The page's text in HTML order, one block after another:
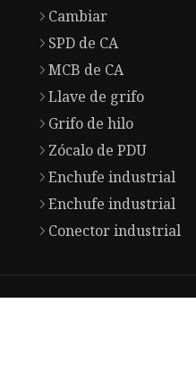
Cambiar
SPD de CA
MCB de CA
Llave de grifo
Grifo de hilo
Zócalo de PDU
Enchufe industrial
Enchufe industrial
Conector industrial